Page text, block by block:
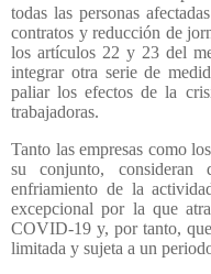
todas las personas
contratos y reducción de
los artículos 22 y 23 del
integrar otra serie de
paliar los efectos de la
trabajadoras.
Tanto las empresas como
su conjunto, consideran
enfriamiento de la
excepcional por la que
COVID-19 y, por tanto,
limitada y sujeta a un